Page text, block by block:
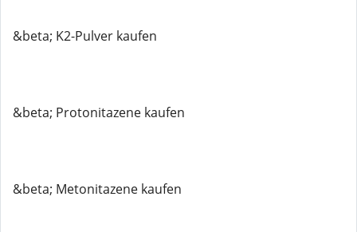
&beta; K2-Pulver kaufen
&beta; Protonitazene kaufen
&beta; Metonitazene kaufen